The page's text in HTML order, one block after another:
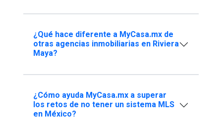
¿Qué hace diferente a MyCasa.mx de
otras agencias inmobiliarias en Riviera
Maya?
¿Cómo ayuda MyCasa.mx a superar
los retos de no tener un sistema MLS
en México?